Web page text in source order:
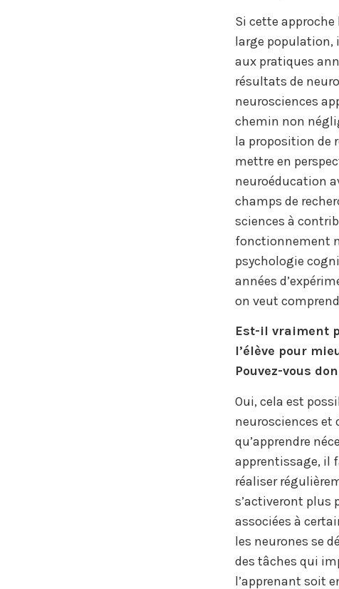
Si cette approche
large population,
aux pratiques
résultats de
neurosciences
chemin non
la proposition de
mettre en
neuroéducation
champs de
sciences à
fonctionnement
psychologie
années
on veut
Est-il vraiment
l’élève pour
Pouvez-vous
Oui, cela est
neurosciences et
qu’apprendre
apprentissage, il
réaliser
s’activeront plus
associées à
les neurones se
des tâches qui
l’apprenant soit